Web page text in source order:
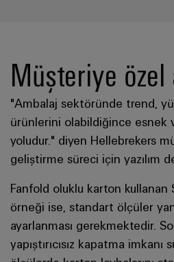
Müşteriye
"Ambalaj sektöründe trend,
ürünlerini olabildiğince esnek
yoludur." diyen Hellebrekers
geliştirme süreci için yazılım
Fanfold oluklu karton
örneği ise, standart ölçüler
ayarlanması gerekmektedir.
yapıştırıcısız kapatma